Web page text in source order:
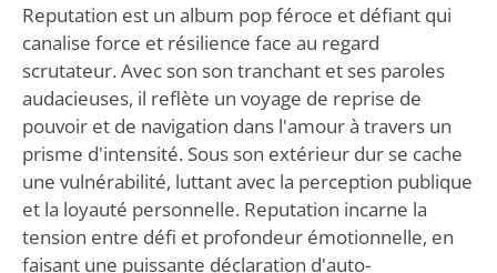
Reputation est un album pop féroce et défiant qui
canalise force et résilience face au regard
scrutateur. Avec son son tranchant et ses paroles
audacieuses, il reflète un voyage de reprise de
pouvoir et de navigation dans l'amour à travers un
prisme d'intensité. Sous son extérieur dur se cache
une vulnérabilité, luttant avec la perception publique
et la loyauté personnelle. Reputation incarne la
tension entre défi et profondeur émotionnelle, en
faisant une puissante déclaration d'auto-